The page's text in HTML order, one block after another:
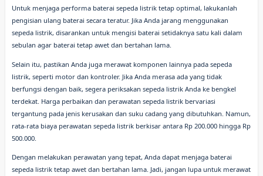
Untuk menjaga performa baterai sepeda listrik tetap optimal, lakukanlah
pengisian ulang baterai secara teratur. Jika Anda jarang menggunakan
sepeda listrik, disarankan untuk mengisi baterai setidaknya satu kali dalam
sebulan agar baterai tetap awet dan bertahan lama.
Selain itu, pastikan Anda juga merawat komponen lainnya pada sepeda
listrik, seperti motor dan kontroler. Jika Anda merasa ada yang tidak
berfungsi dengan baik, segera periksakan sepeda listrik Anda ke bengkel
terdekat. Harga perbaikan dan perawatan sepeda listrik bervariasi
tergantung pada jenis kerusakan dan suku cadang yang dibutuhkan. Namun,
rata-rata biaya perawatan sepeda listrik berkisar antara Rp 200.000 hingga Rp
500.000.
Dengan melakukan perawatan yang tepat, Anda dapat menjaga baterai
sepeda listrik tetap awet dan bertahan lama. Jadi, jangan lupa untuk merawat